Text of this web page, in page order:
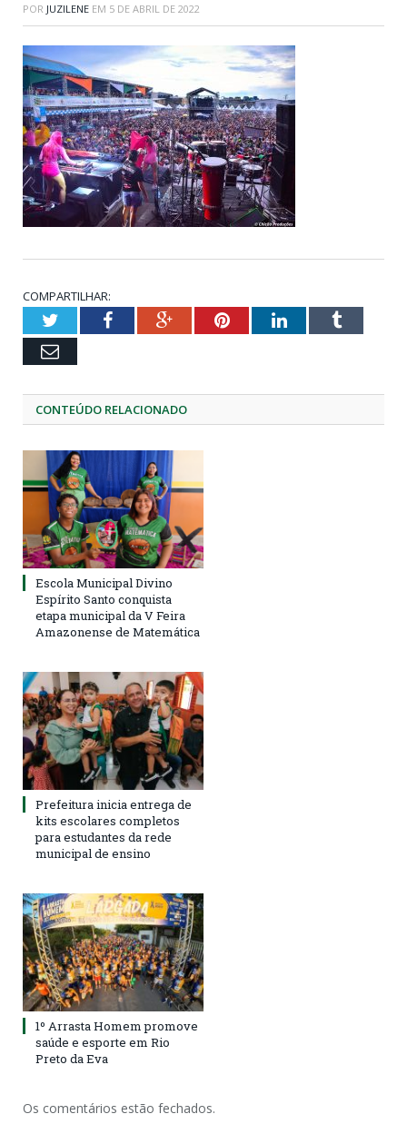
POR JUZILENE EM 5 DE ABRIL DE 2022
COMPARTILHAR:
TwitterFacebookGoogle+PinterestLinkedInTumblr
Email
CONTEÚDO RELACIONADO
Escola Municipal Divino
Espírito Santo conquista
etapa municipal da V Feira
Amazonense de Matemática
Prefeitura inicia entrega de
kits escolares completos
para estudantes da rede
municipal de ensino
1º Arrasta Homem promove
saúde e esporte em Rio
Preto da Eva
Os comentários estão fechados.